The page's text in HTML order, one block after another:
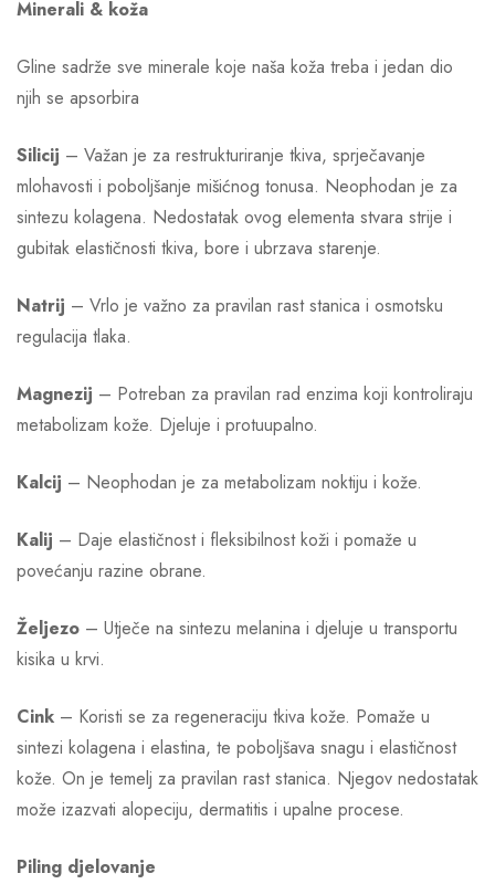
Minerali & koža
Gline sadrže sve minerale koje naša koža treba i jedan dio
njih se apsorbira
Silicij – Važan je za restrukturiranje tkiva, sprječavanje
mlohavosti i poboljšanje mišićnog tonusa. Neophodan je za
sintezu kolagena. Nedostatak ovog elementa stvara strije i
gubitak elastičnosti tkiva, bore i ubrzava starenje.
Natrij – Vrlo je važno za pravilan rast stanica i osmotsku
regulacija tlaka.
Magnezij – Potreban za pravilan rad enzima koji kontroliraju
metabolizam kože. Djeluje i protuupalno.
Kalcij – Neophodan je za metabolizam noktiju i kože.
Kalij – Daje elastičnost i fleksibilnost koži i pomaže u
povećanju razine obrane.
Željezo – Utječe na sintezu melanina i djeluje u transportu
kisika u krvi.
Cink – Koristi se za regeneraciju tkiva kože. Pomaže u
sintezi kolagena i elastina, te poboljšava snagu i elastičnost
kože. On je temelj za pravilan rast stanica. Njegov nedostatak
može izazvati alopeciju, dermatitis i upalne procese.
Piling djelovanje